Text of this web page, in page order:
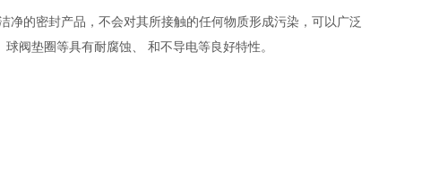
的密封产品，不会对其所接触的任何物质形成污染，可以广泛
阀垫圈等具有耐腐蚀、 和不导电等良好特性。